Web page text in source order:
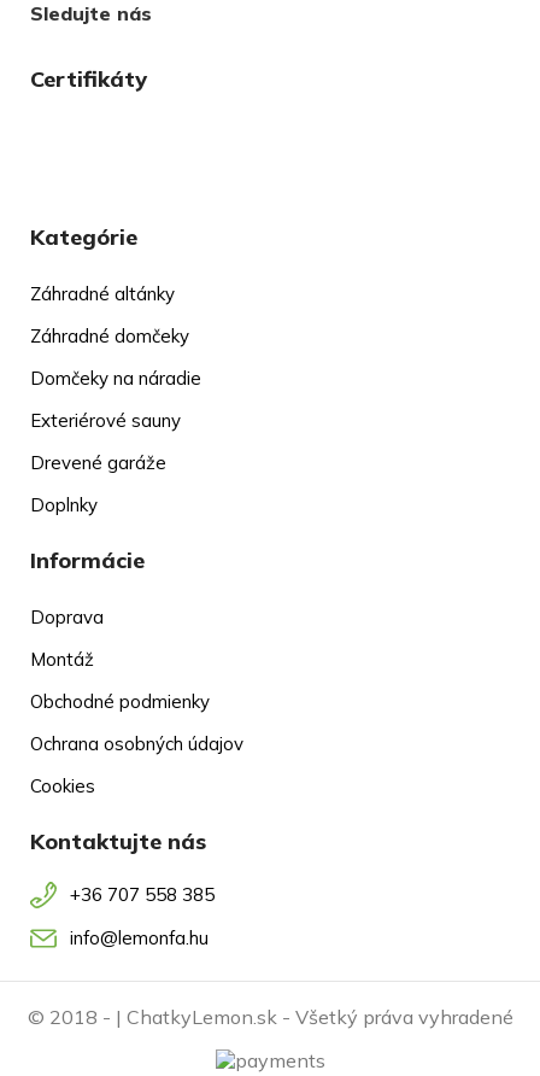
Sledujte nás
Certifikáty
Kategórie
Záhradné altánky
Záhradné domčeky
Domčeky na náradie
Exteriérové sauny
Drevené garáže
Doplnky
Informácie
Doprava
Montáž
Obchodné podmienky
Ochrana osobných údajov
Cookies
Kontaktujte nás
+36 707 558 385
info@lemonfa.hu
© 2018 - | ChatkyLemon.sk - Všetký práva vyhradené